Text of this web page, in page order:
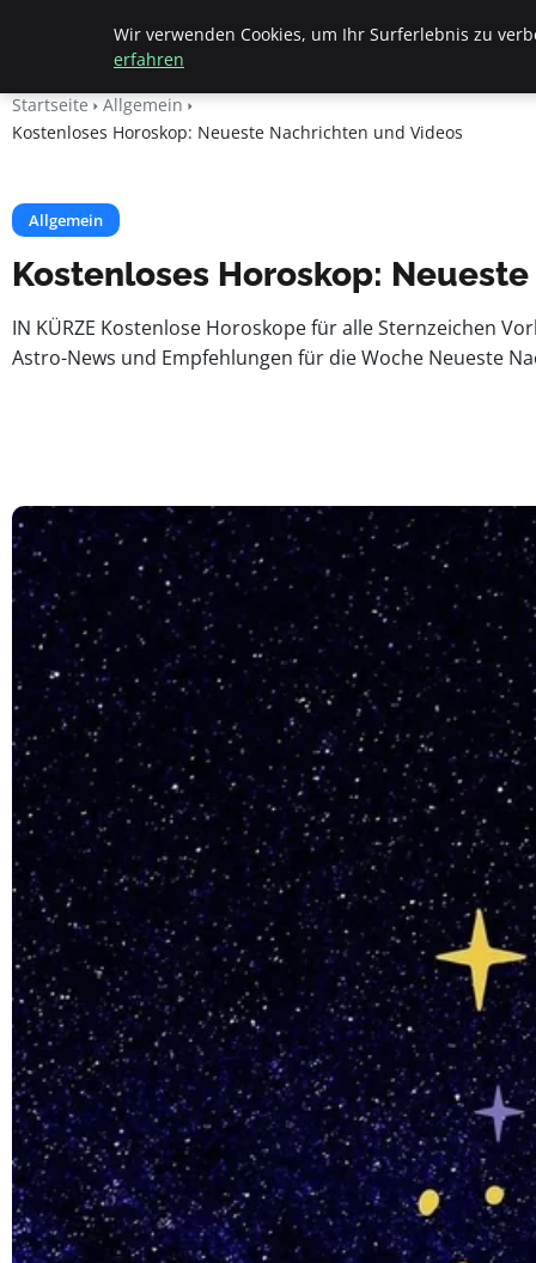
Beyond Surface
Startseite
Allgemein
Kostenloses Horoskop: Neueste Nachrichten und Videos
Allgemein
Kostenloses Horoskop:
IN KÜRZE Kostenlose Horoskope für alle Sternzeichen
Astro-News und Empfehlungen für die Woche Neueste
Wir verwenden Cookies, um Ihr Surferlebnis zu
erfahren